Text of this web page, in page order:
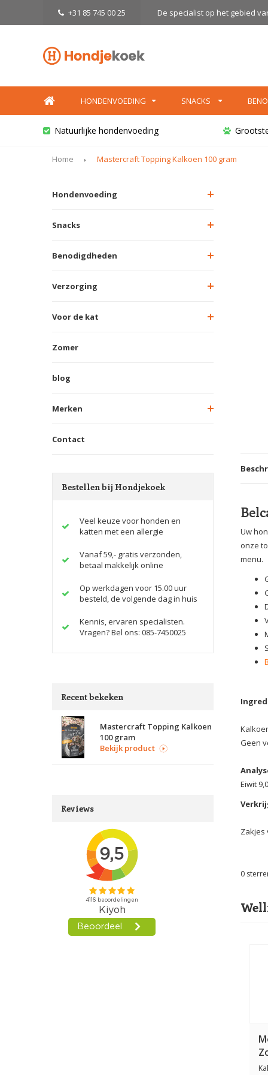
+31 85 745 00 25 De specialist op het gebied
HONDENVOEDING SNACKS
Natuurlijke hondenvoeding
Home Mastercraft Topping Kalkoen 100 gram
Hondenvoeding
Snacks
Benodigdheden
Verzorging
Voor de kat
Zomer
blog
Merken
Contact
Bestellen bij Hondjekoek
Veel keuze voor honden en
katten met een allergie
Vanaf 59,- gratis verzonden,
betaal makkelijk online
Op werkdagen voor 15.00 uur
besteld, de volgende dag in huis
Kennis, ervaren specialisten.
Vragen? Bel ons: 085-7450025
Recent bekeken
Mastercraft Topping Kalkoen
100 gram
Bekijk product
Reviews
Uw
onze
menu.
Geen
Eiwit
Zakjes
0